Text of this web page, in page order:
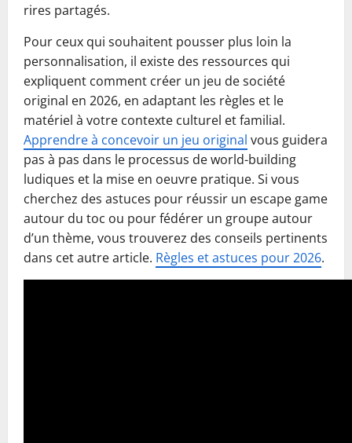
rires partagés.
Pour ceux qui souhaitent pousser plus loin la
personnalisation, il existe des ressources qui
expliquent comment créer un jeu de société
original en 2026, en adaptant les règles et le
matériel à votre contexte culturel et familial.
Apprendre à concevoir un jeu original vous guidera
pas à pas dans le processus de world-building
ludiques et la mise en oeuvre pratique. Si vous
cherchez des astuces pour réussir un escape game
autour du toc ou pour fédérer un groupe autour
d’un thème, vous trouverez des conseils pertinents
dans cet autre article. Règles et astuces pour 2026.